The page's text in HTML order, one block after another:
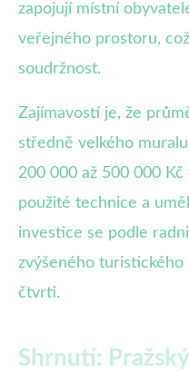
zapojují místní
veřejného prostoru,
soudržnost.
Zajímavostí je, že
středně velkého
200 000 až 500 000
použité technice a
investice se podle
zvýšeného turistického
čtvrti.
Shrnutí: